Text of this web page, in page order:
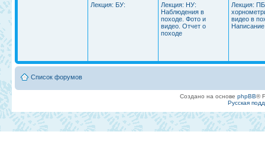
Лекция: БУ:
Лекция: НУ:
Наблюдения в
походе. Фото и
видео. Отчет о
походе
Лекция:
видео в
Написание
Список форумов
Создано на основе phpBB®
Русская